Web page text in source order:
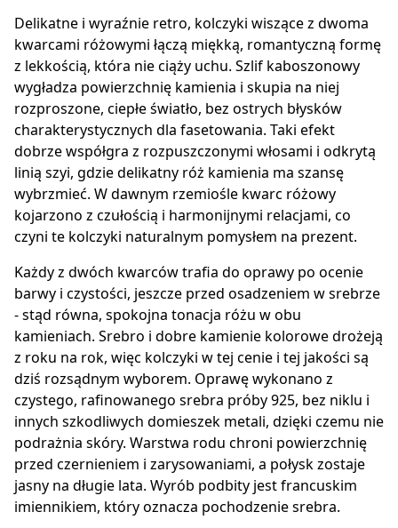
Delikatne i wyraźnie retro, kolczyki wiszące z dwoma
kwarcami różowymi łączą miękką, romantyczną formę
z lekkością, która nie ciąży uchu. Szlif kaboszonowy
wygładza powierzchnię kamienia i skupia na niej
rozproszone, ciepłe światło, bez ostrych błysków
charakterystycznych dla fasetowania. Taki efekt
dobrze współgra z rozpuszczonymi włosami i odkrytą
linią szyi, gdzie delikatny róż kamienia ma szansę
wybrzmieć. W dawnym rzemiośle kwarc różowy
kojarzono z czułością i harmonijnymi relacjami, co
czyni te kolczyki naturalnym pomysłem na prezent.
Każdy z dwóch kwarców trafia do oprawy po ocenie
barwy i czystości, jeszcze przed osadzeniem w srebrze
- stąd równa, spokojna tonacja różu w obu
kamieniach. Srebro i dobre kamienie kolorowe drożeją
z roku na rok, więc kolczyki w tej cenie i tej jakości są
dziś rozsądnym wyborem. Oprawę wykonano z
czystego, rafinowanego srebra próby 925, bez niklu i
innych szkodliwych domieszek metali, dzięki czemu nie
podrażnia skóry. Warstwa rodu chroni powierzchnię
przed czernieniem i zarysowaniami, a połysk zostaje
jasny na długie lata. Wyrób podbity jest francuskim
imiennikiem, który oznacza pochodzenie srebra.